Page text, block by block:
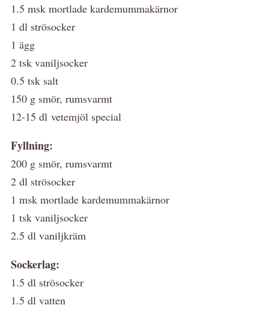
1.5 msk mortlade kardemummakärnor
1 dl strösocker
1 ägg
2 tsk vaniljsocker
0.5 tsk salt
150 g smör, rumsvarmt
12-15 dl vetemjöl special
Fyllning:
200 g smör, rumsvarmt
2 dl strösocker
1 msk mortlade kardemummakärnor
1 tsk vaniljsocker
2.5 dl vaniljkräm
Sockerlag:
1.5 dl strösocker
1.5 dl vatten